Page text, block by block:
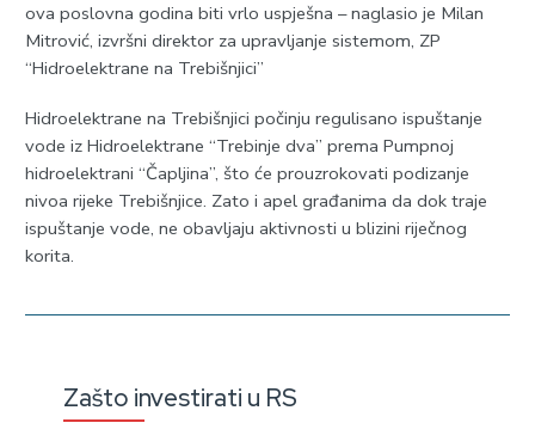
ova poslovna godina biti vrlo uspješna – naglasio je Milan
Mitrović, izvršni direktor za upravljanje sistemom, ZP
“Hidroelektrane na Trebišnjici”
Hidroelektrane na Trebišnjici počinju regulisano ispuštanje
vode iz Hidroelektrane “Trebinje dva” prema Pumpnoj
hidroelektrani “Čapljina”, što će prouzrokovati podizanje
nivoa rijeke Trebišnjice. Zato i apel građanima da dok traje
ispuštanje vode, ne obavljaju aktivnosti u blizini riječnog
korita.
Zašto investirati u RS